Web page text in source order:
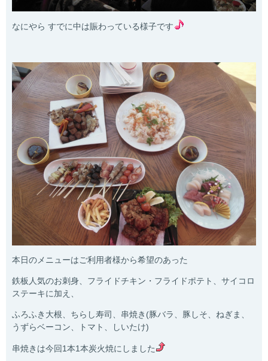
なにやら すでに中は賑わっている様子です
本日のメニューはご利用者様から希望のあった
鉄板人気のお刺身、フライドチキン・フライドポテト、サイコロ
ステーキに加え、
ふろふき大根、ちらし寿司、串焼き(豚バラ、豚しそ、ねぎま、
うずらベーコン、トマト、しいたけ)
串焼きは今回1本1本炭火焼にしました